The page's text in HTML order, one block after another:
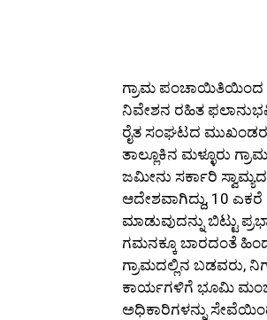
ಗ್ರಾಮ ಪಂಚಾಯಿತಿಯಿಂದ
ನಿವೇಶನ ರಹಿತ
ರೈತ ಸಂಘಟದ
ತಾಲ್ಲೂಕಿನ ಮಳ್ಳೂರು
ಜಮೀನು ಸರ್ಕಾರಿ
ಆದೇಶವಾಗಿದ್ದು, 10
ಮಾಡುವುದನ್ನು ಬಿಟ್ಟು
ಗಮನಕ್ಕೂ ಬಾರದಂತೆ
ಗ್ರಾಮದಲ್ಲಿನ ಬಡವರು,
ಕಾರ್ಯಗಳಿಗೆ ಭೂಮಿ
ಅಧಿಕಾರಿಗಳನ್ನು